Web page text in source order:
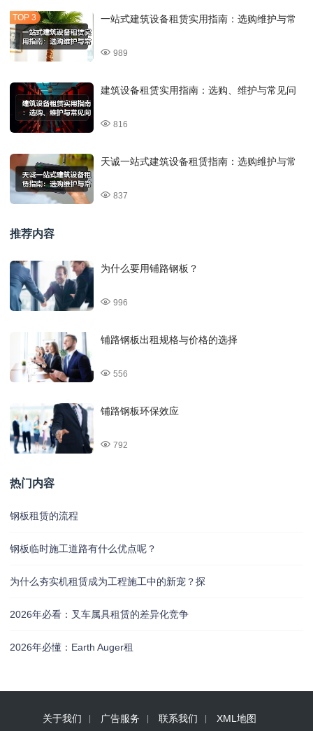
一站式建筑设备租赁实用指南：选购维护与常
989
建筑设备租赁实用指南：选购、维护与常见问
816
天诚一站式建筑设备租赁指南：选购维护与常
837
推荐内容
为什么要用铺路钢板？
996
铺路钢板出租规格与价格的选择
556
铺路钢板环保效应
792
热门内容
钢板租赁的流程
钢板临时施工道路有什么优点呢？
为什么夯实机租赁成为工程施工中的新宠？探
2026年必看：叉车属具租赁的差异化竞争
2026年必懂：Earth Auger租
关于我们 广告服务 联系我们 XML地图